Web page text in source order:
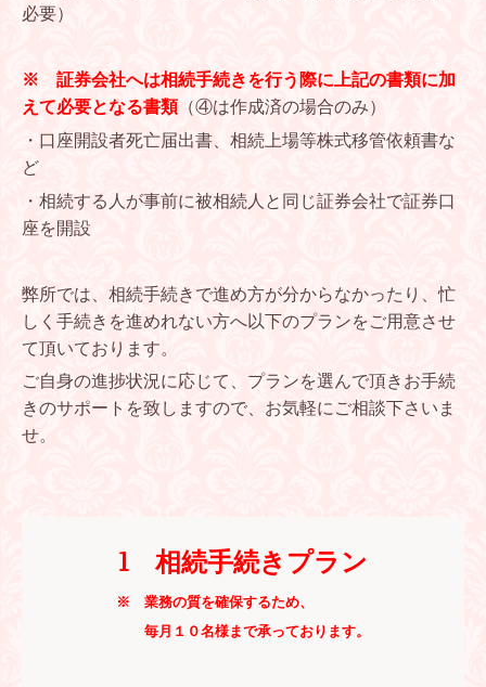
必要）
※ 証券会社へは相続手続きを行う際に上記の書類に加
えて必要となる書類（④は作成済の場合のみ）
・口座開設者死亡届出書、相続上場等株式移管依頼書な
ど
・相続する人が事前に被相続人と同じ証券会社で証券口
座を開設
弊所では、相続手続きで進め方が分からなかったり、忙
しく手続きを進めれない方へ以下のプランをご用意させ
て頂いております。
ご自身の進捗状況に応じて、プランを選んで頂きお手続
きのサポートを致しますので、お気軽にご相談下さいま
せ。
1 相続手続きプラン
※ 業務の質を確保するため、
毎月１０名様まで承っております。